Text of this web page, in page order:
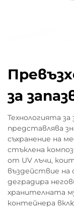
за
Технологията
представлява
съхранение на
стъклена
от UV лъчи,
въздействие
деградира
хранителната
контейнера